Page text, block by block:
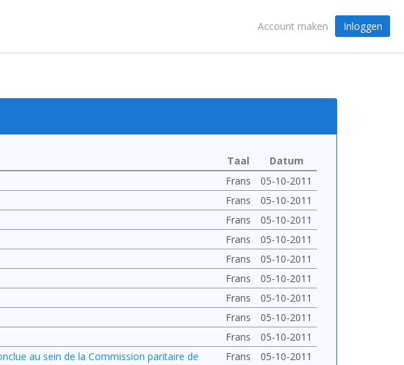
Account maken Inloggen
Taal
Datum
Frans
05-10-2011
Frans
05-10-2011
Frans
05-10-2011
Frans
05-10-2011
Frans
05-10-2011
Frans
05-10-2011
Frans
05-10-2011
Frans
05-10-2011
Frans
05-10-2011
au sein de la Commission paritaire de
Frans 05-10-2011